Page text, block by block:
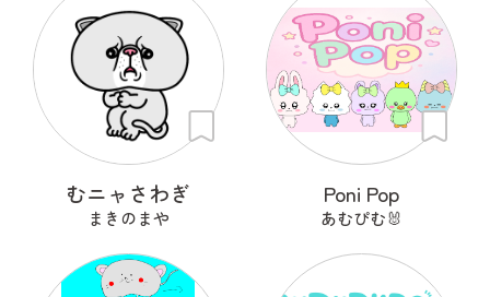
むニャさわぎ
まきのまや
Poni Pop
あむぴむ🐰